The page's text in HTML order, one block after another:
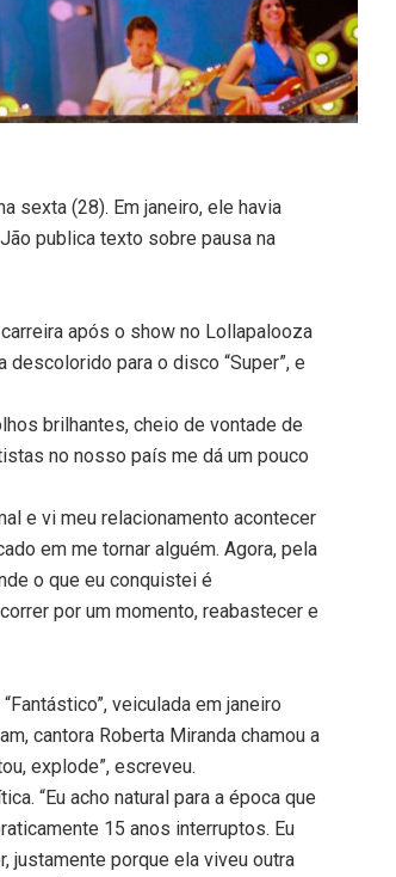
sexta (28). Em janeiro, ele havia
publica texto sobre pausa na
após o show no Lollapalooza
para o disco “Super”, e
brilhantes, cheio de vontade de
no nosso país me dá um pouco
e vi meu relacionamento acontecer
em me tornar alguém. Agora, pela
o que eu conquistei é
por um momento, reabastecer e
veiculada em janeiro
cantora Roberta Miranda chamou a
explode”, escreveu.
“Eu acho natural para a época que
15 anos interruptos. Eu
justamente porque ela viveu outra